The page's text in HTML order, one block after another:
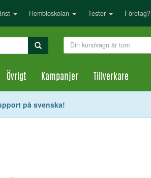
Hembioskolan Tester Företag?
Din kundvagn är tom
Övrigt Kampanjer Tillverkare
på svenska!